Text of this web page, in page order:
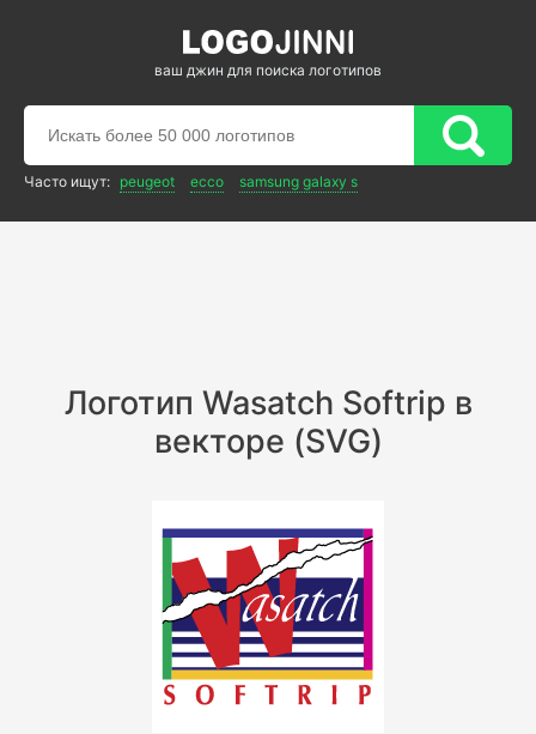
ваш джин для поиска логотипов
Часто ищут: peugeot ecco samsung galaxy s
Логотип Wasatch Softrip в
векторе (SVG)